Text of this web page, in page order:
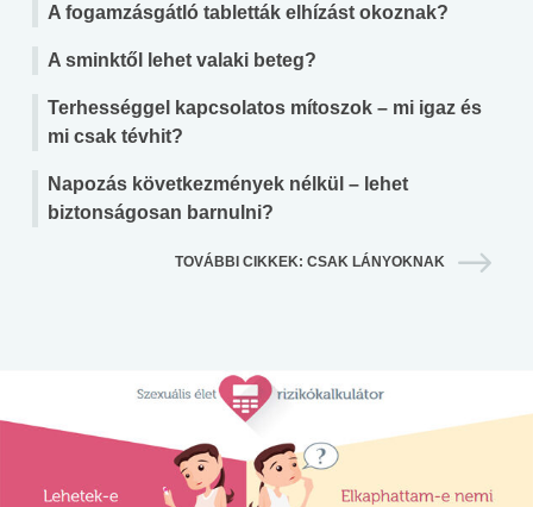
A fogamzásgátló tabletták elhízást okoznak?
A sminktől lehet valaki beteg?
Terhességgel kapcsolatos mítoszok – mi igaz és
mi csak tévhit?
Napozás következmények nélkül – lehet
biztonságosan barnulni?
TOVÁBBI CIKKEK: CSAK LÁNYOKNAK